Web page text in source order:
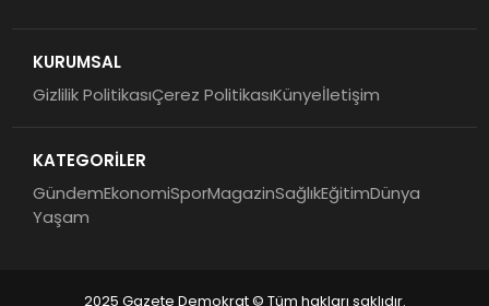
KURUMSAL
Gizlilik PolitikasıÇerez PolitikasıKünyeİletişim
KATEGORİLER
GündemEkonomiSporMagazinSağlıkEğitimDünya
Yaşam
2025 Gazete Demokrat © Tüm hakları saklıdır.